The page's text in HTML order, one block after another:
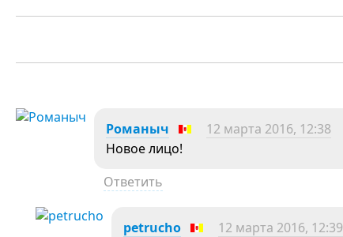
Романыч 12 марта 2016, 12:38
Новое лицо!
Ответить
petrucho 12 марта 2016, 12:39